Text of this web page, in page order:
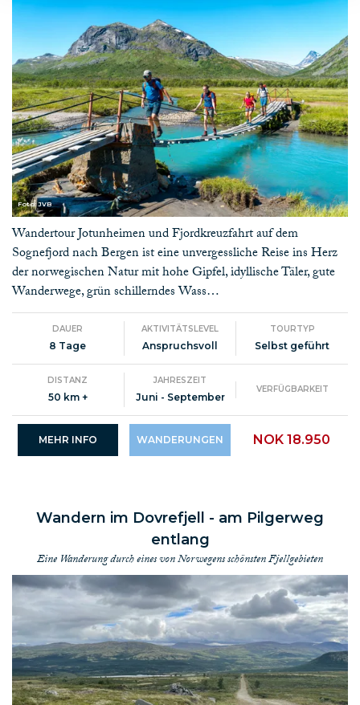
Foto: JVB
Wandertour Jotunheimen und Fjordkreuzfahrt auf dem
Sognefjord nach Bergen ist eine unvergessliche Reise ins Herz
der norwegischen Natur mit hohe Gipfel, idyllische Täler, gute
Wanderwege, grün schillerndes Wass…
DAUER
8 Tage
AKTIVITÄTSLEVEL
Anspruchsvoll
TOURTYP
Selbst geführt
DISTANZ
50 km +
JAHRESZEIT
Juni - September
VERFÜGBARKEIT
MEHR INFO WANDERUNGEN NOK 18.950
Wandern im Dovrefjell - am Pilgerweg
entlang
Eine Wanderung durch eines von Norwegens schönsten Fjellgebieten